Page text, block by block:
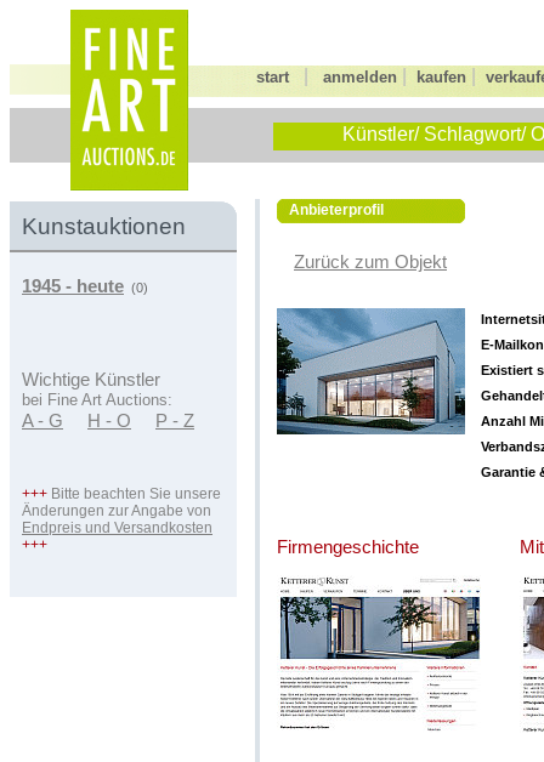
start anmelden kaufen
Künstler/ Schlagwort/
Kunstauktionen
1945 - heute (0)
Wichtige Künstler
bei Fine Art Auctions:
A - G H - O P - Z
+++ Bitte beachten Sie unsere
Änderungen zur Angabe von
Endpreis und Versandkosten
+++
Anbieterprofil
Zurück zum Objekt
E-
Existiert
Anzahl
Garantie
Firmengeschichte